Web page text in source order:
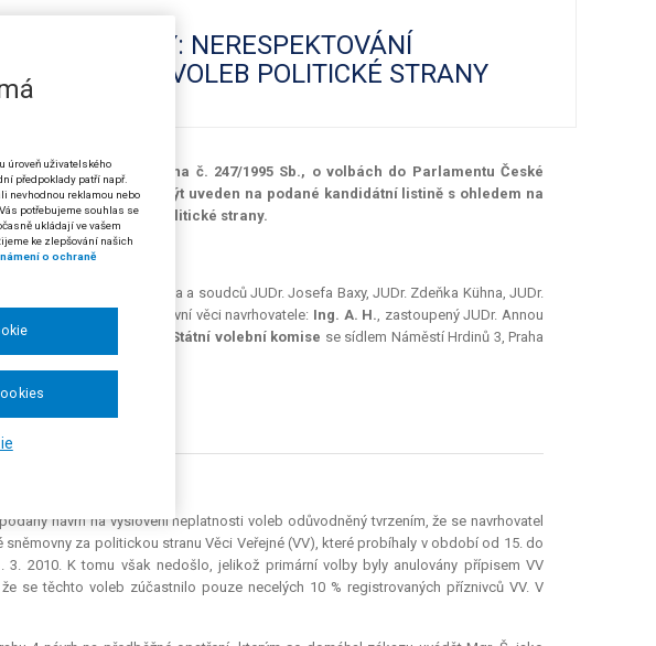
SNĚMOVNY: NERESPEKTOVÁNÍ
VOLEB POLITICKÉ STRANY
§ 87 odst. 1 zákona č. 247/1995 Sb., o volbách do Parlamentu České
kandidát vůbec měl být uveden na podané kandidátní listině s ohledem na
voleb kandidující politické strany.
JUDr. Vojtěcha Šimíčka a soudců JUDr. Josefa Baxy, JUDr. Zdeňka Kühna, JUDr.
JUDr. Petra Průchy v právní věci navrhovatele: Ing. A. H., zastoupený JUDr. Annou
2, proti odpůrcům:
Státní volební komise se sídlem Náměstí Hrdinů 3, Praha
Mgr. J. Š., takto:
návrh na vyslovení neplatnosti voleb odůvodněný tvrzením, že se navrhovatel
za politickou stranu Věci Veřejné (VV), které probíhaly v období od 15. do
3. 2010. K tomu však nedošlo, jelikož primární volby byly anulovány přípisem VV
se těchto voleb zúčastnilo pouze necelých 10 % registrovaných příznivců VV. V
úroveň uživatelského
předpoklady patří např.
nevhodnou reklamou nebo
potřebujeme souhlas se
ukládají ve vašem
ke zlepšování našich
o ochraně